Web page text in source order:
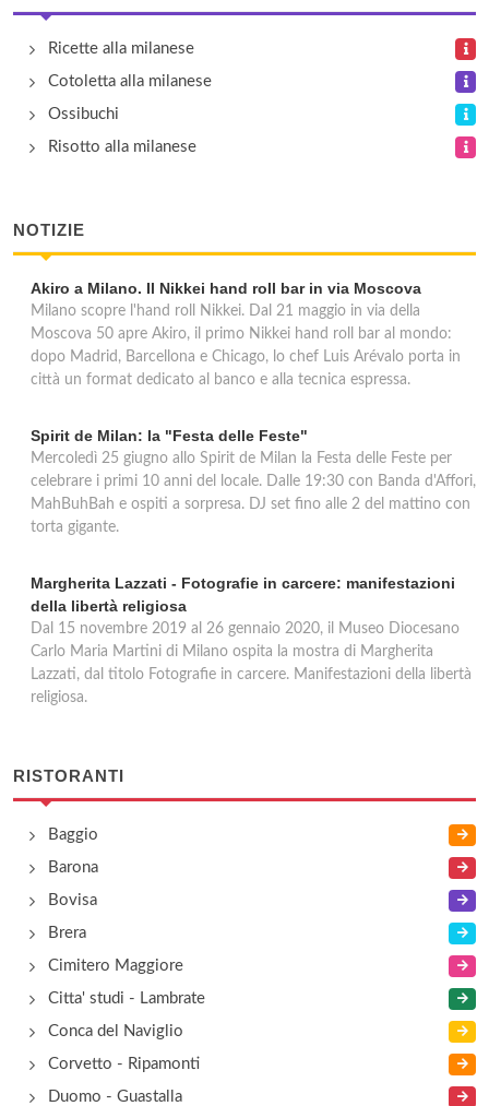
Teeny Weeny - Il Chiringuito
Ricette alla milanese
Cotoletta alla milanese
Ossibuchi
Risotto alla milanese
NOTIZIE
Akiro a Milano. Il Nikkei hand roll bar in via Moscova
Milano scopre l'hand roll Nikkei. Dal 21 maggio in via della
Moscova 50 apre Akiro, il primo Nikkei hand roll bar al mondo:
dopo Madrid, Barcellona e Chicago, lo chef Luis Arévalo porta in
città un format dedicato al banco e alla tecnica espressa.
Spirit de Milan: la "Festa delle Feste"
Mercoledì 25 giugno allo Spirit de Milan la Festa delle Feste per
celebrare i primi 10 anni del locale. Dalle 19:30 con Banda d'Affori,
MahBuhBah e ospiti a sorpresa. DJ set fino alle 2 del mattino con
torta gigante.
Margherita Lazzati - Fotografie in carcere: manifestazioni
della libertà religiosa
Dal 15 novembre 2019 al 26 gennaio 2020, il Museo Diocesano
Carlo Maria Martini di Milano ospita la mostra di Margherita
Lazzati, dal titolo Fotografie in carcere. Manifestazioni della libertà
religiosa.
RISTORANTI
Baggio
Barona
Bovisa
Brera
Cimitero Maggiore
Citta' studi - Lambrate
Conca del Naviglio
Corvetto - Ripamonti
Duomo - Guastalla